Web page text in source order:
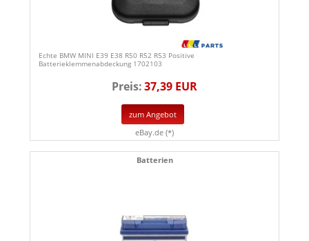
Echte BMW MINI E39 E38 R50 R52 R53 Positive
Batterieklemmenabdeckung 1702103
Preis:37,39 EUR
zum Angebot
eBay.de (*)
Batterien